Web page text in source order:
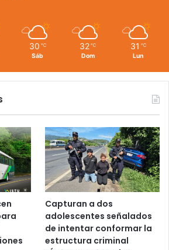
30 ℃
Sáb
32 ℃
Dom
31 ℃
Lun
Capturan a dos
adolescentes señalados
de intentar conformar la
estructura criminal